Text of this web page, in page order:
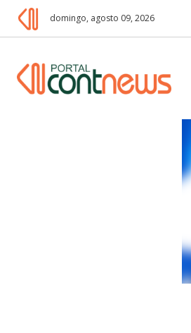
domingo, agosto 09, 2026